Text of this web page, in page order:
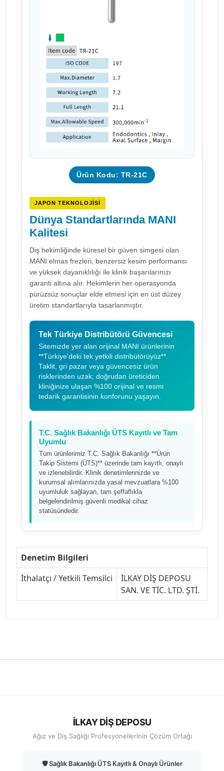
Ürün Kodu: TR-21C
JAPON TEKNOLOJISI
Dünya Standartlarında MANI
Kalitesi
Diş hekimliğinde küresel bir güven simgesi olan
MANI elmas frezleri, benzersiz kesim performansı
ve yüksek dayanıklılığı ile klinik başarılarınızı
garanti altına alır. Hekimlerin her operasyonda
pürüzsüz sonuçlar elde etmesi için en üst düzey
üretim standartlarıyla tasarlanmıştır.
Tek Türkiye Distribütörü Güvencesi
Sitemizde yer alan orijinal MANI ürünlerinin
**Türkiye'deki tek yetkili distribütörüyüz**.
Taklit, gri pazar veya güvencesiz ürün
risklerinden uzak; doğrudan üreticiden
kliniğinize ulaşan %100 orijinal ve resmi
tedarik garantisinin konforunu yaşayın.
T.C. Sağlık Bakanlığı ÜTS Kayıtlı ve Tam
Uyumlu
Tüm ürünlerimiz T.C. Sağlık Bakanlığı **Ürün
Takip Sistemi (ÜTS)** üzerinde tam kayıtlı, onaylı
ve izlenebilirdir. Klinik denetimlerinizde ve
kurumsal alımlarınızda yasal mevzuatlara %100
uyumluluk sağlayan, tam şeffaflıkla
belgelendirilmiş güvenli medikal cihaz
statüsündedir.
Denetim Bilgileri
İthalatçı / Yetkili Temsilci
İLKAY DİŞ DEPOSU
SAN. VE TİC. LTD. ŞTİ.
İLKAY DİŞ DEPOSU
Ağız ve Diş Sağlığı Profesyonellerinin Çözüm Ortağı
🛡️ Sağlık Bakanlığı ÜTS Kayıtlı & Onaylı Ürünler